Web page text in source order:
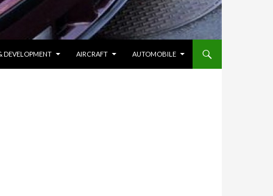
DEVELOPMENT AIRCRAFT AUTOMOBILE